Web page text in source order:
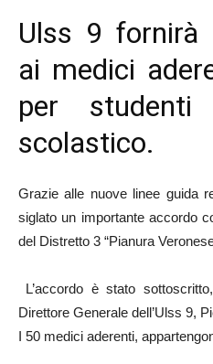
Ulss 9 fornirà
ai medici
per studenti
scolastico.
Grazie alle nuove linee guida
siglato un importante accordo
del Distretto 3 “Pianura
L’accordo è stato sottoscritto,
Direttore Generale dell’Ulss 9,
I 50 medici aderenti,